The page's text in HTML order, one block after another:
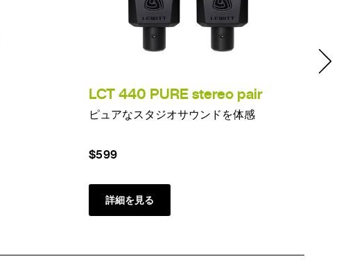
LCT 440 PURE stereo pair
ピュアなスタジオサウンドを体感
$599
詳細を見る